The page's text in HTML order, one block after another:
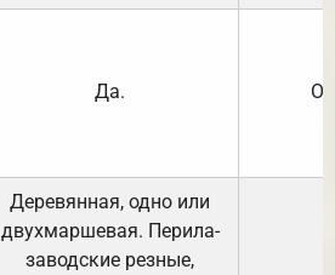
Да.
Деревянная, одно или
двухмаршевая. Перила-
заводские резные,